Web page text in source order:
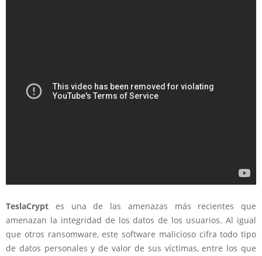
TeslaCrypt es una de las amenazas más recientes que
amenazan la integridad de los datos de los usuarios. Al igual
que otros ransomware, este software malicioso cifra todo tipo
de datos personales y de valor de sus víctimas, entre los que